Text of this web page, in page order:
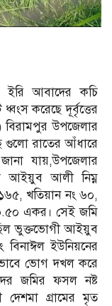
ইরি আবাদের কচি
করেছে দূর্বৃত্তের
উপজেলার
গুলো রাতের আঁধারে
যায়,উপজেলার
আইয়ুব আলী নিম্ন
খতিয়ান নং ৬০,
একর। সেই জমি
ভুক্তভোগী আইয়ুব
ইউনিয়নের
ভাবে ভোগ দখল করে
জমির ফসল নষ্ট
দেশমা গ্রামের মৃত